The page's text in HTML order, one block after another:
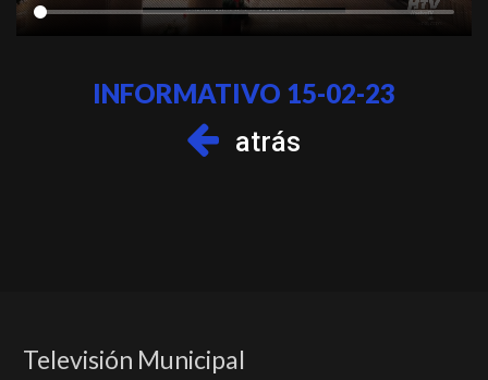
INFORMATIVO 15-02-23
atrás
Televisión Municipal